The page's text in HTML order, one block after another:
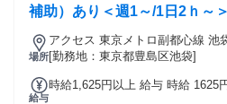
補助）あり＜週1～/1日2ｈ～＞
場所
アクセス 東京メトロ副都心線 池
ロ丸ノ内線 池袋12番口徒歩約9分
[勤務地：東京都豊島区池袋]
給与
時給1,625円以上 給与 時給 1625